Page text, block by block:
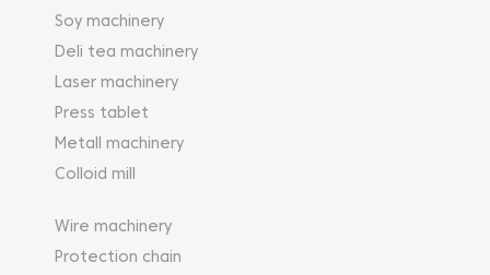
Soy machinery
Deli tea machinery
Laser machinery
Press tablet
Metall machinery
Colloid mill
Wire machinery
Protection chain